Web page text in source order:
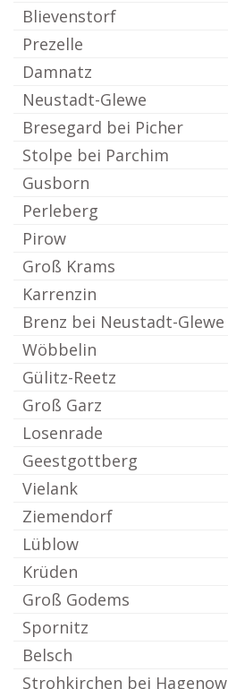
Blievenstorf
Prezelle
Damnatz
Neustadt-Glewe
Bresegard bei Picher
Stolpe bei Parchim
Gusborn
Perleberg
Pirow
Groß Krams
Karrenzin
Brenz bei Neustadt-Glewe
Wöbbelin
Gülitz-Reetz
Groß Garz
Losenrade
Geestgottberg
Vielank
Ziemendorf
Lüblow
Krüden
Groß Godems
Spornitz
Belsch
Strohkirchen bei Hagenow